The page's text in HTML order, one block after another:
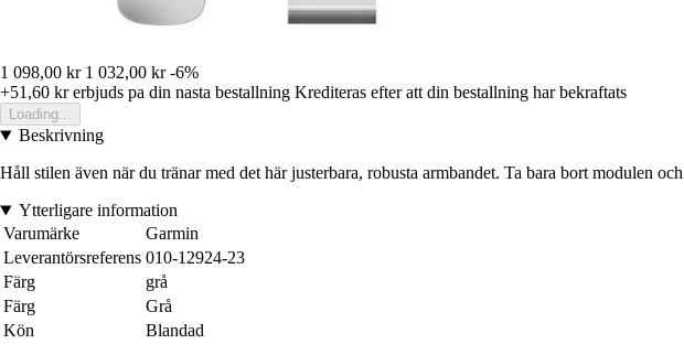
1 098,00 kr 1 032,00 kr -6%
+51,60 krerbjuds pa din nasta bestallning Krediteras efter att din bestallning har bekraftats
Loading...
Beskrivning
Håll stilen även när du tränar med det här justerbara, robusta armbandet. Ta bara bort modulen
Ytterligare information
Varumärke
Garmin
Leverantörsreferens 010-12924-23
Färg
grå
Färg
Grå
Kön
Blandad